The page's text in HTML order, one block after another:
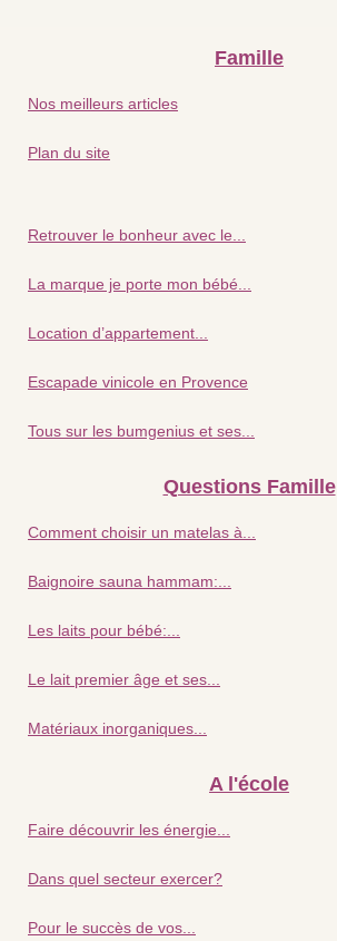
Famille
Nos meilleurs articles
Plan du site
Retrouver le bonheur avec le...
La marque je porte mon bébé...
Location d’appartement...
Escapade vinicole en Provence
Tous sur les bumgenius et ses...
Questions Famille
Comment choisir un matelas à...
Baignoire sauna hammam:...
Les laits pour bébé:...
Le lait premier âge et ses...
Matériaux inorganiques...
A l'école
Faire découvrir les énergie...
Dans quel secteur exercer?
Pour le succès de vos...